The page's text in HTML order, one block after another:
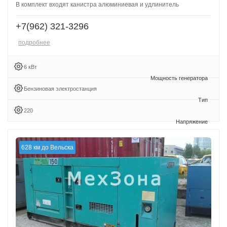
В комплект входят канистра алюминиевая и удлинитель
+7(962) 321-3296
подробнее
6 кВт
Бензиновая электростанция
220
628 км до Вельска